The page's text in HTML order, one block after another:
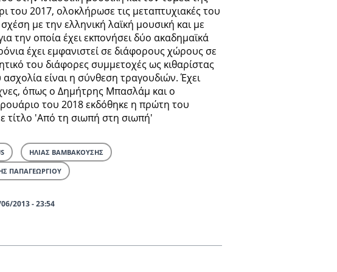
του 2017, ολοκλήρωσε τις μεταπτυχιακές του
με την ελληνική λαϊκή μουσική και με
την οποία έχει εκπονήσει δύο ακαδημαϊκά
έχει εμφανιστεί σε διάφορους χώρους σε
του διάφορες συμμετοχές ως κιθαρίστας
είναι η σύνθεση τραγουδιών. Έχει
όπως ο Δημήτρης Μπασλάμ και ο
του 2018 εκδόθηκε η πρώτη του
τίτλο 'Από τη σιωπή στη σιωπή'
ΗΛΙΑΣ ΒΑΜΒΑΚΟΥΣΗΣ
ΠΑΠΑΓΕΩΡΓΙΟΥ
2013 - 23:54